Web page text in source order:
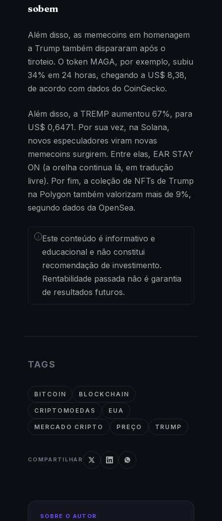
sobem
Além disso, as memecoins em homenagem
a Trump também dispararam após o
tiroteio. O token MAGA, por exemplo, subiu
34% em 24 horas, chegando a US$ 8,38,
de acordo com dados do CoinGecko.
Além disso, a TREMP aumentou 67%, para
US$ 0,6471. Por sua vez, na Solana,
novos especuladores viram novas
memecoins surgirem. Entre elas, EAR STAY
ON (a orelha continua lá, em tradução
livre). Por fim, a coleção de NFTs de Trump
na Polygon também valorizam mais de 9%,
segundo dados da OpenSea.
i Este conteúdo é informativo e
educacional e não constitui
recomendação de investimento.
Rentabilidade passada não é garantia
de resultados futuros.
TAGS
BITCOIN BLOCKCHAIN
CRIPTOMOEDAS EUA
MERCADO CRIPTO PREÇO TRUMP
COMPARTILHAR
SOBRE O AUTOR